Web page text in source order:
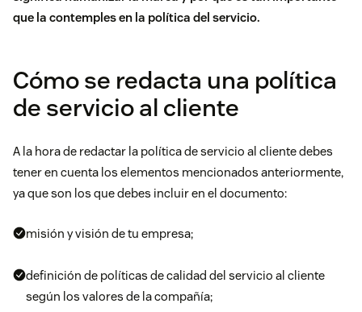
que la contemples en la política del servicio.
Cómo se redacta una política
de servicio al cliente
A la hora de redactar la política de servicio al cliente debes
tener en cuenta los elementos mencionados anteriormente,
ya que son los que debes incluir en el documento:
misión y visión de tu empresa;
definición de políticas decalidad del servicio al cliente
según los valores de lacompañía;